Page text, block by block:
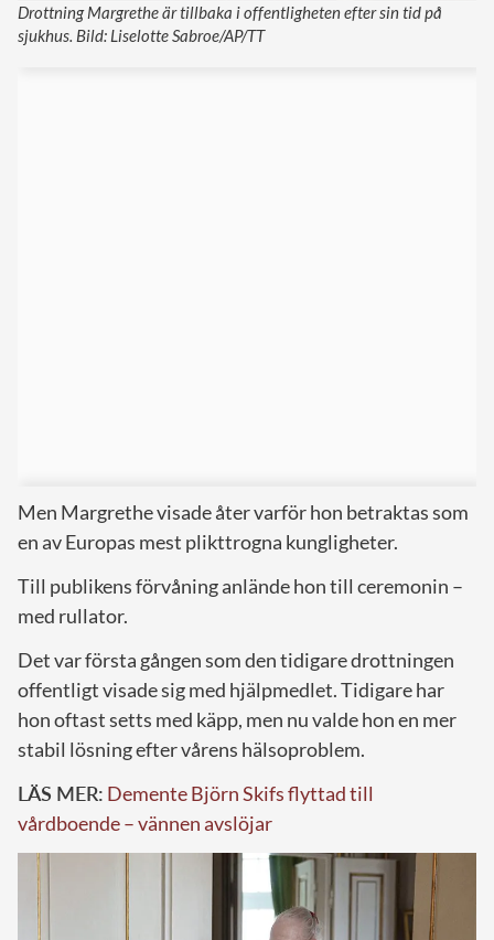
Drottning Margrethe är tillbaka i offentligheten efter sin tid på
sjukhus. Bild: Liselotte Sabroe/AP/TT
Men Margrethe visade åter varför hon betraktas som
en av Europas mest plikttrogna kungligheter.
Till publikens förvåning anlände hon till ceremonin –
med rullator.
Det var första gången som den tidigare drottningen
offentligt visade sig med hjälpmedlet. Tidigare har
hon oftast setts med käpp, men nu valde hon en mer
stabil lösning efter vårens hälsoproblem.
LÄS MER: Demente Björn Skifs flyttad till
vårdboende – vännen avslöjar